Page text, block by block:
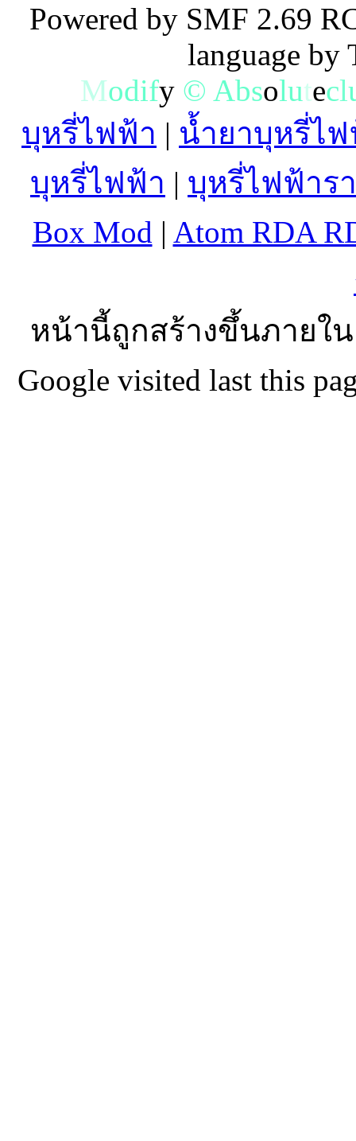
Powered by SMF 2.69
language
Modify © Absolutecl
บุหรี่ไฟฟ้า | น้ำยาบุหรี่ไ
บุหรี่ไฟฟ้า | บุหรี่ไฟฟ้าร
Box Mod | Atom RDA
หน้านี้ถูกสร้างขึ้นภายใน
Google visited last this